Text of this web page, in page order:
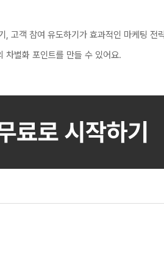
고객 참여 유도하기가 효과적인 마케팅 전
차별화 포인트를 만들 수 있어요.